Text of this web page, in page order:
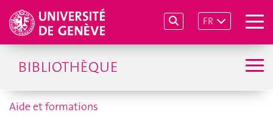
FR
BIBLIOTHÈQUE
Aide et formations